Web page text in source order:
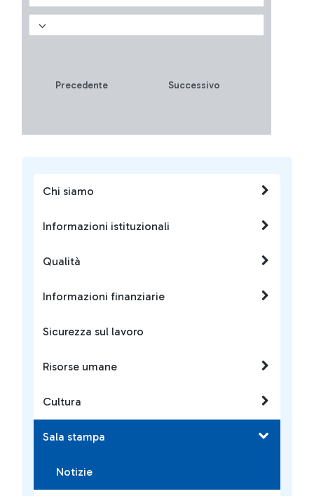
Chi siamo
Informazioni istituzionali
Qualità
Informazioni finanziarie
Sicurezza sul lavoro
Risorse umane
Cultura
Sala stampa
Notizie
biglietti omaggio?
Precedente Successivo